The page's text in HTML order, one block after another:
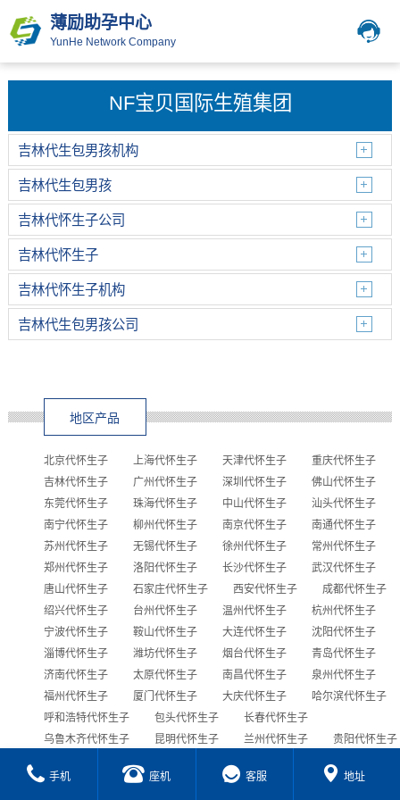
薄励助孕中心
YunHe Network Company
NF宝贝国际生殖集团
吉林代生包男孩机构
吉林代生包男孩
吉林代怀生子公司
吉林代怀生子
吉林代怀生子机构
吉林代生包男孩公司
地区产品
北京代怀生子 上海代怀生子 天津代怀生子
重庆代怀生子
吉林代怀生子
广州代怀生子 深圳代怀生子
佛山代怀生子
东莞代怀生子
珠海代怀生子 中山代怀生子
汕头代怀生子
南宁代怀生子
柳州代怀生子 南京代怀生子
南通代怀生子
苏州代怀生子
无锡代怀生子 徐州代怀生子
常州代怀生子
郑州代怀生子
洛阳代怀生子 长沙代怀生子
武汉代怀生子
唐山代怀生子
石家庄代怀生子 西安代怀生子
成都代怀生子
绍兴代怀生子
台州代怀生子 温州代怀生子
杭州代怀生子
宁波代怀生子
鞍山代怀生子 大连代怀生子
沈阳代怀生子
淄博代怀生子
潍坊代怀生子 烟台代怀生子
青岛代怀生子
济南代怀生子
太原代怀生子 南昌代怀生子
泉州代怀生子
福州代怀生子
厦门代怀生子 大庆代怀生子
哈尔滨代怀生子
呼和浩特代怀生子
包头代怀生子
长春代怀生子
乌鲁木齐代怀生子
昆明代怀生子 兰州代怀生子
贵阳代怀生子
手机
座机 客服 地址